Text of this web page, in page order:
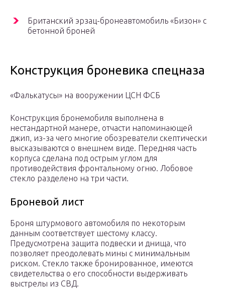
Британский эрзац-бронеавтомобиль «Бизон» с
бетонной броней
Конструкция броневика спецназа
«Фалькатусы» на вооружении ЦСН ФСБ
Конструкция бронемобиля выполнена в
нестандартной манере, отчасти напоминающей
джип, из-за чего многие обозреватели скептически
высказываются о внешнем виде. Передняя часть
корпуса сделана под острым углом для
противодействия фронтальному огню. Лобовое
стекло разделено на три части.
Броневой лист
Броня штурмового автомобиля по некоторым
данным соответствует шестому классу.
Предусмотрена защита подвески и днища, что
позволяет преодолевать мины с минимальным
риском. Стекло также бронированное, имеются
свидетельства о его способности выдерживать
выстрелы из СВД.